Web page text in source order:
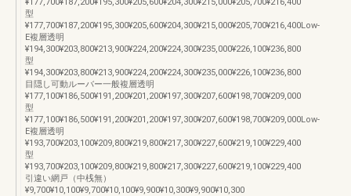
型
¥177,700¥187,200¥195,300¥205,600¥204,300¥215,000¥205,700¥216,400Low-
E複層透明
¥194,300¥203,800¥213,900¥224,200¥224,300¥235,000¥226,100¥236,800
型
¥194,300¥203,800¥213,900¥224,200¥224,300¥235,000¥226,100¥236,800
目隠し可動ルーバー一般複層透明
¥177,100¥186,500¥191,200¥201,200¥197,300¥207,600¥198,700¥209,000
型
¥177,100¥186,500¥191,200¥201,200¥197,300¥207,600¥198,700¥209,000Low-
E複層透明
¥193,700¥203,100¥209,800¥219,800¥217,300¥227,600¥219,100¥229,400
型
¥193,700¥203,100¥209,800¥219,800¥217,300¥227,600¥219,100¥229,400
引違い網戸（中桟無）
¥9,700¥10,100¥9,700¥10,100¥9,900¥10,300¥9,900¥10,300